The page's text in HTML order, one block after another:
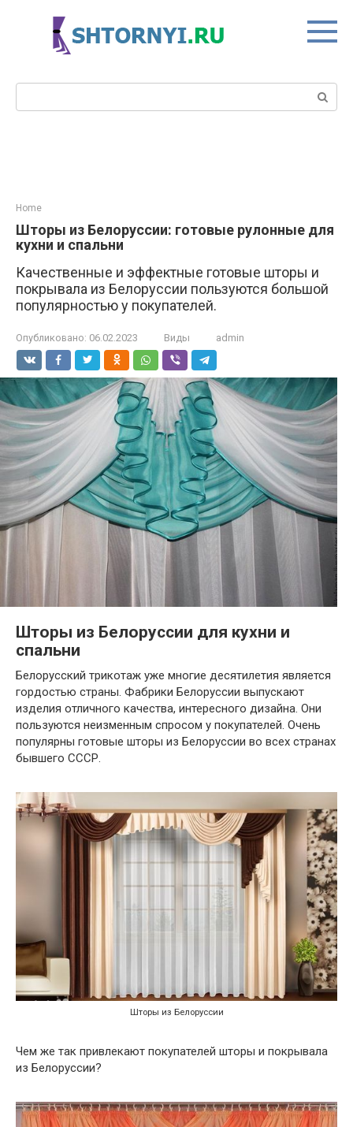
Поиск:
Home
Шторы из Белоруссии: готовые рулонные для
кухни и спальни
Качественные и эффектные готовые шторы и
покрывала из Белоруссии пользуются большой
популярностью у покупателей.
Опубликовано: 06.02.2023 Виды admin
Шторы из Белоруссии для кухни и
спальни
Белорусский трикотаж уже многие десятилетия является
гордостью страны. Фабрики Белоруссии выпускают
изделия отличного качества, интересного дизайна. Они
пользуются неизменным спросом у покупателей. Очень
популярны готовые шторы из Белоруссии во всех странах
бывшего СССР.
Шторы из Белоруссии
Чем же так привлекают покупателей шторы и покрывала
из Белоруссии?